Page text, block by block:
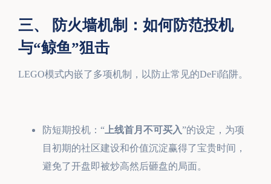
三、 防火墙机制：如何防范投机
与“鲸鱼”狙击
LEGO模式内嵌了多项机制，以防止常见的DeFi陷阱。
防短期投机：“ 上线首月不可买入”的设定，为项
目初期的社区建设和价值沉淀赢得了宝贵时间，
避免了开盘即被炒高然后砸盘的局面。